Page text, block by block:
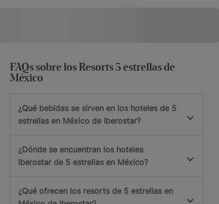
FAQs sobre los Resorts 5 estrellas de
México
¿Qué bebidas se sirven en los hoteles de 5
estrellas en México de Iberostar?
¿Dónde se encuentran los hoteles
Iberostar de 5 estrellas en México?
¿Qué ofrecen los resorts de 5 estrellas en